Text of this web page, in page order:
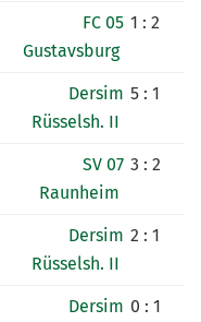
FC 05
Gustavsburg
1 : 2
Dersim
Rüsselsh. II
5 : 1
SV 07
Raunheim
3 : 2
Dersim
Rüsselsh. II
2 : 1
Dersim 0 : 1